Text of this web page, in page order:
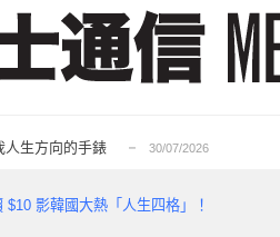
盒震撼登港 25/07/2026
從口罩到貼身衣物 最高規格的防護...
Tuen Mun」為主題注入生活能量...
重生，Ubisoft 的一次及時救贖...
從口罩到貼身衣物 最高規格的防護...
影韓國大熱「人生四格」！